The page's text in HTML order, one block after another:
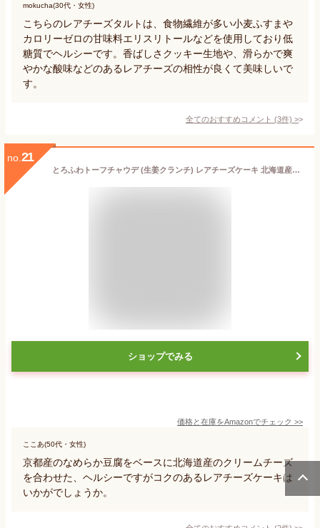
mokucha(30代・女性)
こちらのレアチーズタルトは、食物繊維が多い小麦ふすまや
カロリーゼロの甘味料エリスリトールなどを使用しており低
糖質でヘルシーです。香ばしさクッキー生地や、滑らかで爽
やかな酸味などのあるレアチーズの相性が良くて美味しいで
す。
全てのおすすめコメント (3件) >
no. 21
とろふわトーフチャウデ (生姜クランチ) レアチーズケーキ 北海道産クリームチーズ 豆腐 ギフト プレゼント スイーツ洋菓子 和菓子 スイーツ 内祝い 誕生日 父の日 お中元 御中元
ショップでみる
価格と在庫をAmazonでチェック >>
ここあ(50代・女性)
京都産のなめらか豆腐をベースに北海道産のクリームチーズ
を合わせた、ヘルシーですがコクのあるレアチーズケーキは
いかがでしょうか。